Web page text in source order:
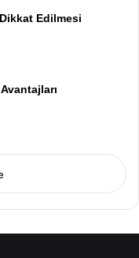
Edilmesi